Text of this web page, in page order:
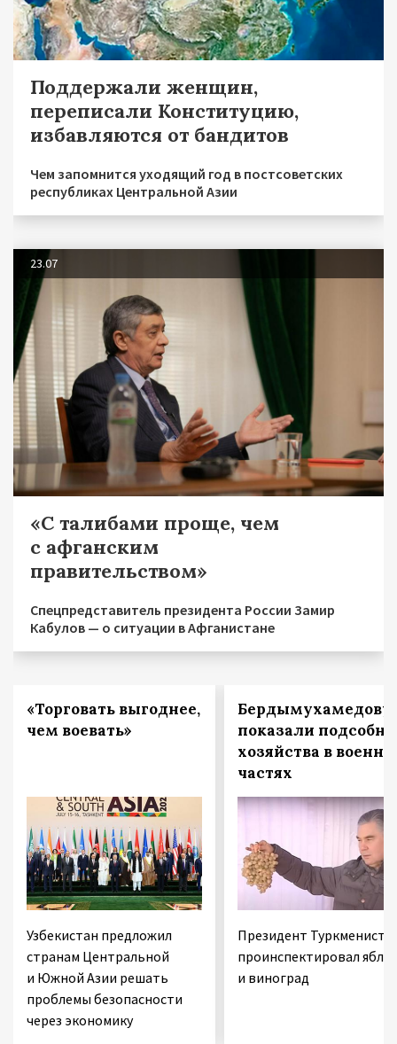
Поддержали женщин,
переписали Конституцию,
избавляются от бандитов
Чем запомнится уходящий год в постсоветских
республиках Центральной Азии
23.07
«С талибами проще, чем
с афганским
правительством»
Спецпредставитель президента России Замир
Кабулов — о ситуации в Афганистане
«Торговать выгоднее,
чем воевать»
Узбекистан предложил
странам Центральной
и Южной Азии решать
проблемы безопасности
через экономику
Бердымухамедову
показали
хозяйства в
частях
Президент
проинспектировал
и виноград